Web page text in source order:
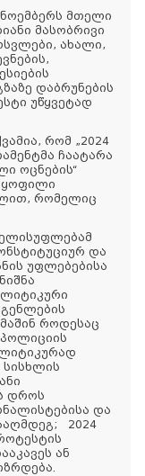
ნოემბერს მთელი
მასობრივი
ახალი,
დაბრუნების
უწყვეტად
რომ „2024
ჩაატარა
ოცნების“
ყოფილი
რომელიც
და
უფლებებისა
როდესაც
დროს
და
2024
ან